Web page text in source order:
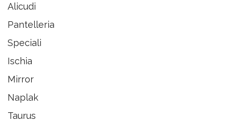
Alicudi
Pantelleria
Speciali
Ischia
Mirror
Naplak
Taurus